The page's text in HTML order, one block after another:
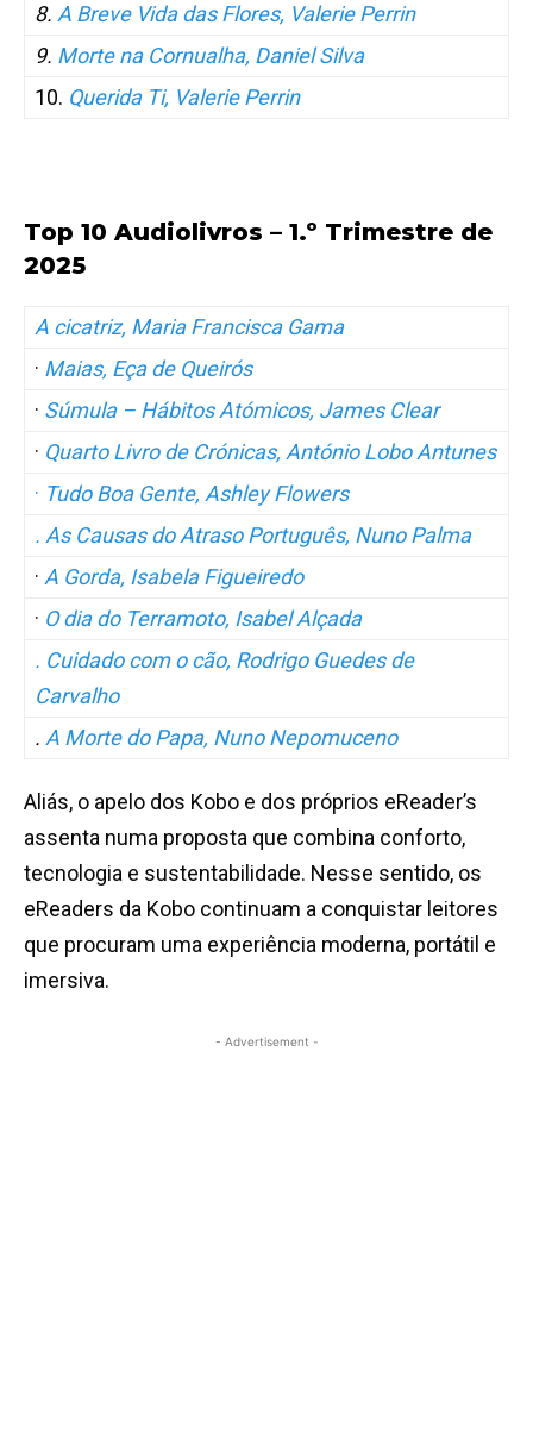
8. A Breve Vida das Flores, Valerie Perrin
9. Morte na Cornualha, Daniel Silva
10. Querida Ti, Valerie Perrin
Top 10 Audiolivros – 1.º Trimestre de
2025
A cicatriz, Maria Francisca Gama
· Maias, Eça de Queirós
· Súmula – Hábitos Atómicos, James Clear
· Quarto Livro de Crónicas, António Lobo Antunes
· Tudo Boa Gente, Ashley Flowers
. As Causas do Atraso Português, Nuno Palma
· A Gorda, Isabela Figueiredo
· O dia do Terramoto, Isabel Alçada
. Cuidado com o cão, Rodrigo Guedes de
Carvalho
. A Morte do Papa, Nuno Nepomuceno
Aliás, o apelo dos Kobo e dos próprios eReader’s
assenta numa proposta que combina conforto,
tecnologia e sustentabilidade. Nesse sentido, os
eReaders da Kobo continuam a conquistar leitores
que procuram uma experiência moderna, portátil e
imersiva.
- Advertisement -